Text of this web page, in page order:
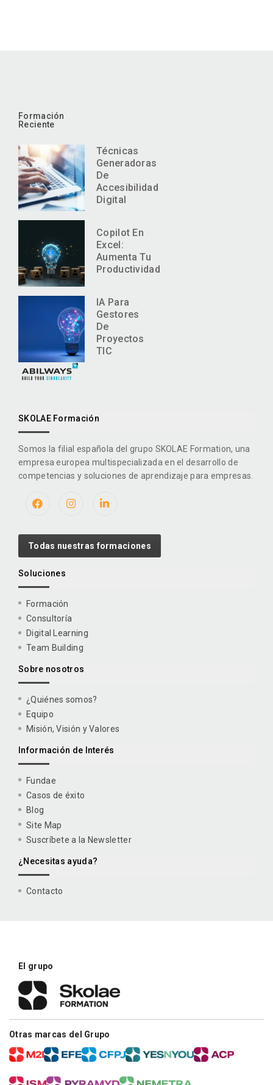
Formación
Reciente
Técnicas
Generadoras
De
Accesibilidad
Digital
Copilot En
Excel:
Aumenta Tu
Productividad
IA Para
Gestores
De
Proyectos
TIC
SKOLAE Formación
Somos la filial española del grupo SKOLAE Formation, una
empresa europea multispecializada en el desarrollo de
competencias y soluciones de aprendizaje para empresas.
Todas nuestras formaciones
Soluciones
Formación
Consultoría
Digital Learning
Team Building
Sobre nosotros
¿Quiénes somos?
Equipo
Misión, Visión y Valores
Información de Interés
Fundae
Casos de éxito
Blog
Site Map
Suscríbete a la Newsletter
¿Necesitas ayuda?
Contacto
El grupo
Otras marcas del Grupo